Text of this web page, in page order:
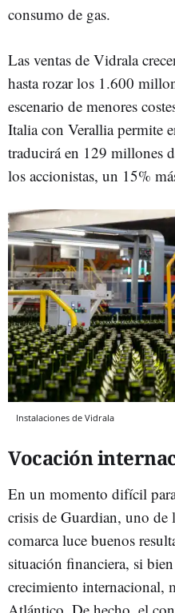
consumo de gas.
Las ventas de Vidrala
hasta rozar los 1.600
escenario de menores
Italia con Verallia permite
traducirá en 129 millones
los accionistas, un 15%
Instalaciones de Vidrala
Vocación
En un momento difícil
crisis de Guardian, uno de
comarca luce buenos
situación financiera, si
crecimiento internacional,